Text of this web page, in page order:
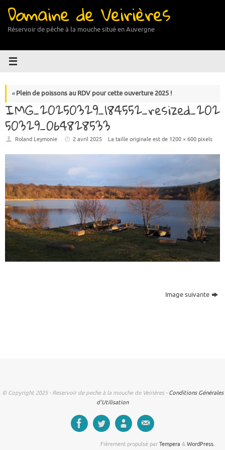
contenu
Domaine de Veirières
Réservoir de pêche à la mouche situé en Auvergne
«Plein de poissons au RDV pour cette ouverture 2025 !
IMG_20250329_184552_resized_202
50329_064828533
Roland Leymonie 2 avril 2025 La taille originale est de 1200 × 600 pixels
Image suivante
© Copyright 2025 - Reservoir de peche à la mouche de Veirières - Conditions Générales
d'Utilisation
Fièrement propulsé par Tempera & WordPress.